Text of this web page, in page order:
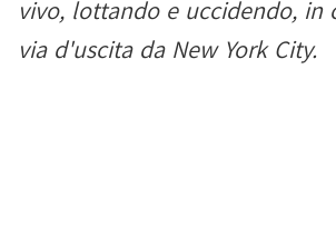
vivo, lottando e uccidendo, in
via d'uscita da New York City.